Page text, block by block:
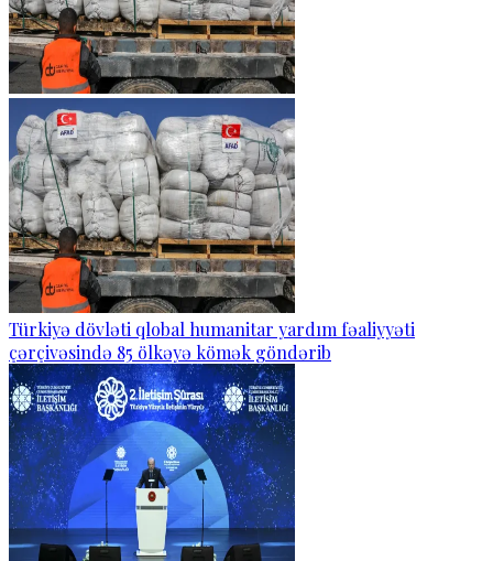
Türkiyə dövləti qlobal humanitar yardım fəaliyyəti
çərçivəsində 85 ölkəyə kömək göndərib